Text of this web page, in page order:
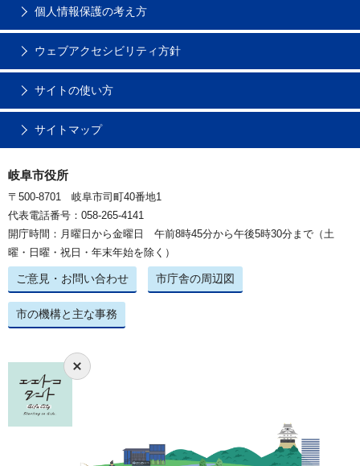
個人情報保護の考え方
ウェブアクセシビリティ方針
サイトの使い方
サイトマップ
岐阜市役所
〒500-8701 岐阜市司町40番地1
代表電話番号：058-265-4141
開庁時間：月曜日から金曜日 午前8時45分から午後5時30分まで（土
曜・日曜・祝日・年末年始を除く）
ご意見・お問い合わせ 市庁舎の周辺図
市の機構と主な事務